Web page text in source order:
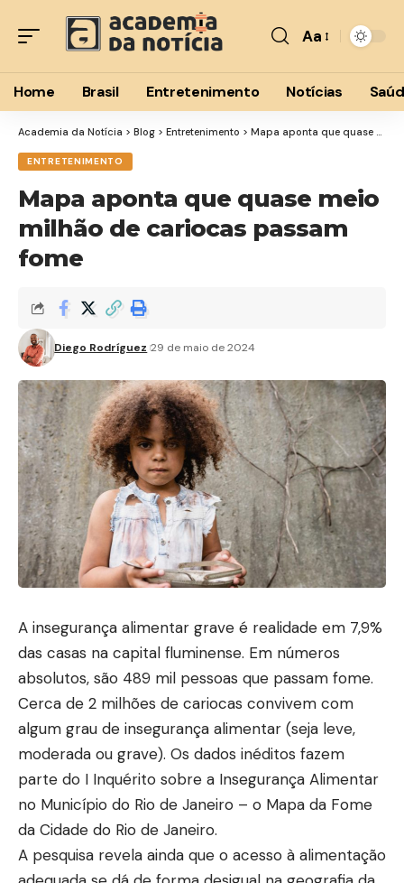
Font
Resizer
Aa
Home Brasil Entretenimento Notícias
Academia da Notícia > Blog > Entretenimento > Mapa aponta que quase meio milhão de cariocas passam fome
ENTRETENIMENTO
Mapa aponta que quase meio
milhão de cariocas passam
fome
Diego Rodríguez 29 de maio de 2024
A insegurança alimentar grave é realidade em 7,9%
das casas na capital fluminense. Em números
absolutos, são 489 mil pessoas que passam fome.
Cerca de 2 milhões de cariocas convivem com
algum grau de insegurança alimentar (seja leve,
moderada ou grave). Os dados inéditos fazem
parte do I Inquérito sobre a Insegurança Alimentar
no Município do Rio de Janeiro – o Mapa da Fome
da Cidade do Rio de Janeiro.
A pesquisa revela ainda que o acesso à alimentação